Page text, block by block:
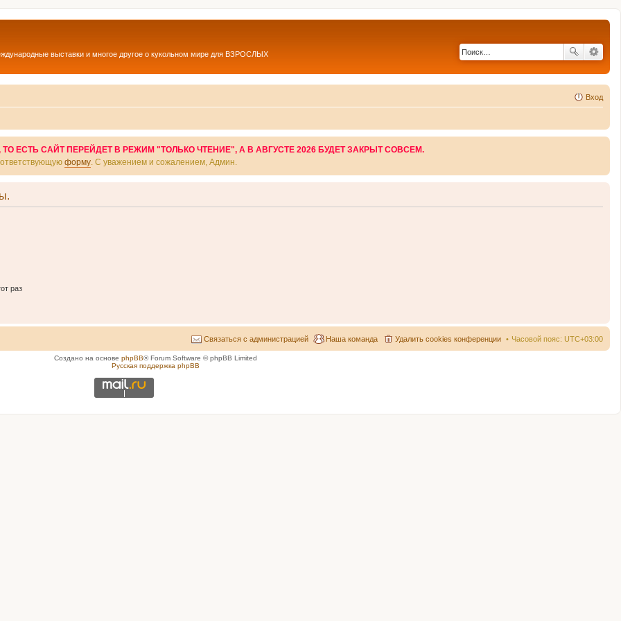
выставки и многое другое о кукольном мире для ВЗРОСЛЫХ
Вход
ЕСТЬ САЙТ ПЕРЕЙДЕТ В РЕЖИМ "ТОЛЬКО ЧТЕНИЕ", А В АВГУСТЕ 2026 БУДЕТ ЗАКРЫТ СОВСЕМ.
форму . С уважением и сожалением, Админ.
раз
Часовой пояс: UTC+03:00
Удалить cookies конференции
Наша команда
Связаться с администрацией
Создано на основе phpBB® Forum Software © phpBB Limited
Русская поддержка phpBB